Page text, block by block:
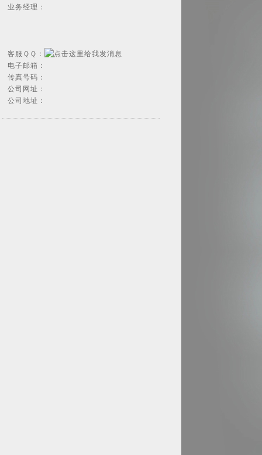
业务经理：
客服ＱＱ：
电子邮箱：
传真号码：
公司网址：
公司地址：